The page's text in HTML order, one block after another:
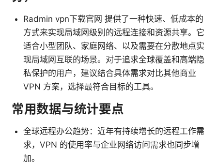
Radmin vpn下载官网 提供了一种快速、低成本的
方式来实现局域网级别的远程连接和资源共享。它
适合小型团队、家庭网络、以及需要在分散地点实
现局域网互联的场景。对于追求全球覆盖和高端隐
私保护的用户，建议结合具体需求对比其他商业
VPN 方案，选择最符合目标的工具。
常用数据与统计要点
全球远程办公趋势：近年有持续增长的远程工作需
求，VPN 的使用率与企业网络访问需求也同步增
加。